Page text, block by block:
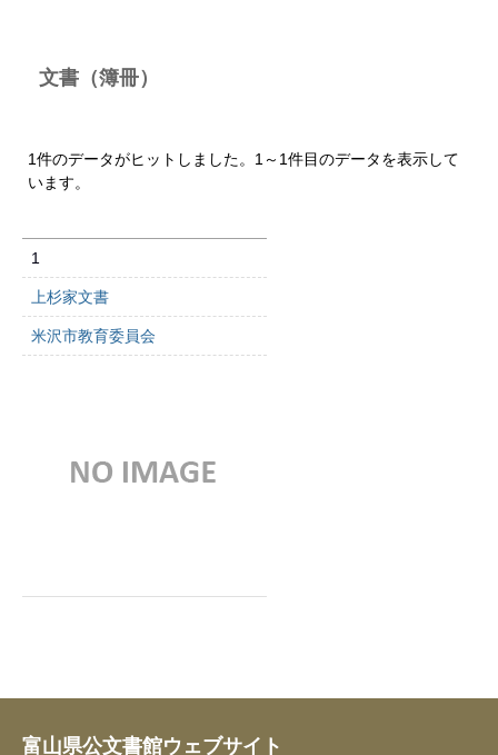
文書（簿冊）
1件のデータがヒットしました。1～1件目のデータを表示して
います。
1
上杉家文書
米沢市教育委員会
富山県公文書館ウェブサイト